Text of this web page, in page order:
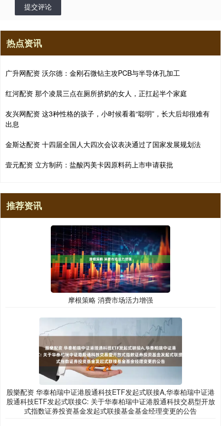
提交评论
热点资讯
广升网配资 沃尔德：金刚石微钻主攻PCB与半导体孔加工
红河配资 那个凌晨三点在厕所挤奶的女人，正扛起半个家庭
友兴网配资 这3种性格的孩子，小时候看着“聪明”，长大后却很难有
出息
金斯达配资 十四届全国人大四次会议表决通过了国家发展规划法
壹元配资 立方制药：盐酸丙美卡因原料药上市申请获批
推荐资讯
摩根策略 消费市场活力增强
股樂配资 华泰柏瑞中证港股通科技ETF发起式联接A,华泰柏瑞中证港
股通科技ETF发起式联接C: 关于华泰柏瑞中证港股通科技交易型开放
式指数证券投资基金发起式联接基金基金经理变更的公告